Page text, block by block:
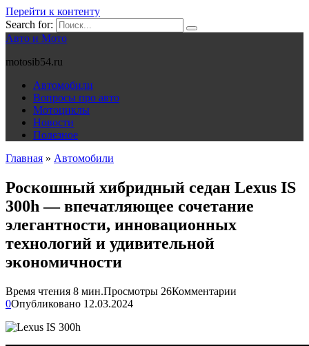
Перейти к контенту
Search for:
Авто и Мото
motosib54.ru
Автомобили
Вопросы про авто
Мотоциклы
Новости
Полезное
Главная » Автомобили
Роскошный хибридный седан Lexus IS
300h — впечатляющее сочетание
элегантности, инновационных
технологий и удивительной
экономичности
Время чтения 8 мин.Просмотры 26Комментарии
0Опубликовано 12.03.2024